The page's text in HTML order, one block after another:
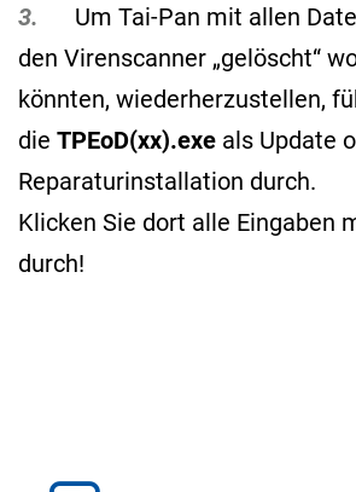
3. Um Tai-Pan mit allen
den Virenscanner „gelöscht“
könnten, wiederherzustellen,
die TPEoD(xx).exe als Update
Reparaturinstallation durch.
Klicken Sie dort alle Eingaben
durch!